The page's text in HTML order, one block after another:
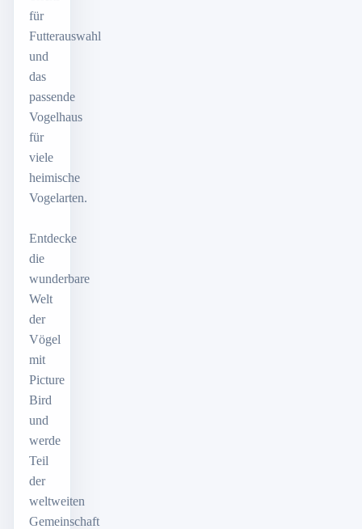
für
Futterauswahl
und
das
passende
Vogelhaus
für
viele
heimische
Vogelarten.
Entdecke
die
wunderbare
Welt
der
Vögel
mit
Picture
Bird
und
werde
Teil
der
weltweiten
Gemeinschaft